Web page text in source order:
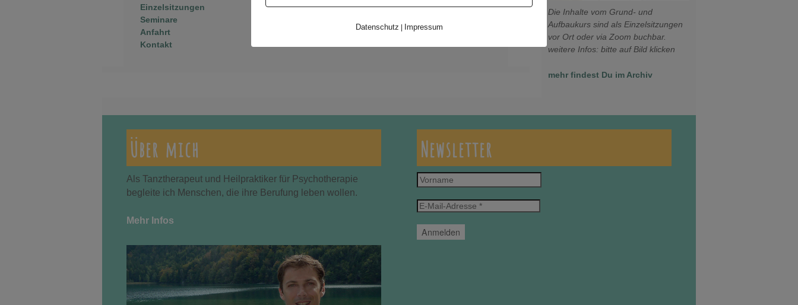
Einzelsitzungen
Seminare
Anfahrt
Kontakt
Die Inhalte vom Grund- und
Aufbaukurs sind als Einzelsitzungen
vor Ort oder via Zoom buchbar.
weitere Infos: bitte auf Bild klicken
mehr findest Du im Archiv
Über mich
Als Tanztherapeut und Heilpraktiker für Psychotherapie
begleite ich Menschen, die ihre Berufung leben wollen.
Mehr Infos
Newsletter
Vorname
E-
Adresse
*
Datenschutz Impressum